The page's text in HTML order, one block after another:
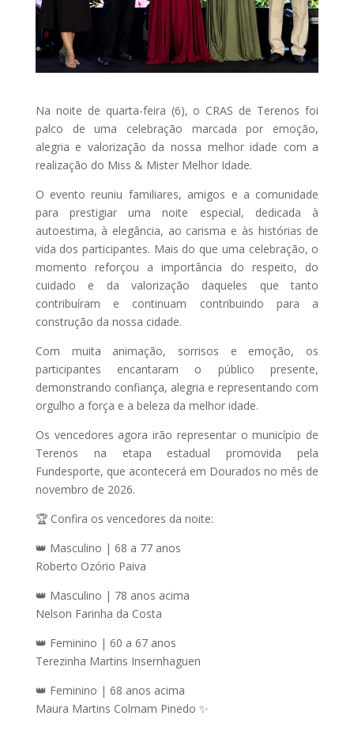
Na noite de quarta-feira (6), o CRAS de Terenos foi
palco de uma celebração marcada por emoção,
alegria e valorização da nossa melhor idade com a
realização do Miss & Mister Melhor Idade.
O evento reuniu familiares, amigos e a comunidade
para prestigiar uma noite especial, dedicada à
autoestima, à elegância, ao carisma e às histórias de
vida dos participantes. Mais do que uma celebração, o
momento reforçou a importância do respeito, do
cuidado e da valorização daqueles que tanto
contribuíram e continuam contribuindo para a
construção da nossa cidade.
Com muita animação, sorrisos e emoção, os
participantes encantaram o público presente,
demonstrando confiança, alegria e representando com
orgulho a força e a beleza da melhor idade.
Os vencedores agora irão representar o município de
Terenos na etapa estadual promovida pela
Fundesporte, que acontecerá em Dourados no mês de
novembro de 2026.
🏆 Confira os vencedores da noite:
👑 Masculino | 68 a 77 anos
Roberto Ozório Paiva
👑 Masculino | 78 anos acima
Nelson Farinha da Costa
👑 Feminino | 60 a 67 anos
Terezinha Martins Insernhaguen
👑 Feminino | 68 anos acima
Maura Martins Colmam Pinedo ✨